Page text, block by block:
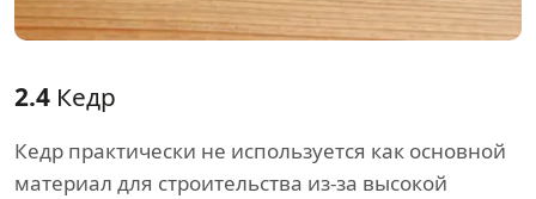
2.4 Кедр
Кедр практически не используется как основной
материал для строительства из-за высокой